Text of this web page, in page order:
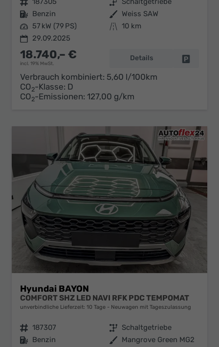
Kraftstoff Benzin Außenfarbe Weiss SAW
Leistung 57 kW (79 PS) Kilometerstand 10 km
29.09.2025
18.740,– €
incl. 19% MwSt.
Details
Verbrauch kombiniert: 5,60 l/100km
CO2-Klasse: D
CO2-Emissionen: 127,00 g/km
Hyundai BAYON
COMFORT SHZ LED NAVI RFK PDC TEMPOMAT
unverbindliche Lieferzeit: 10 Tage Neuwagen mit Tageszulassung
Fahrzeugnr. 187307 Getriebe Schaltgetriebe
Kraftstoff Benzin Außenfarbe Mangrove Green MG2